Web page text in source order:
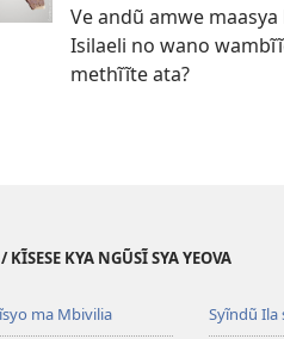
Ve andũ amwe
Isilaeli no wano
methĩĩte ata?
/ KĨSESE KYA NGŨSĨ SYA YEOVA
ma Mbivilia Syĩndũ Ila